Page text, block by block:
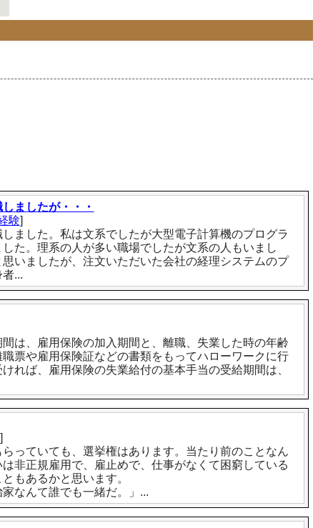
ましたが・・・
験]
ました。私は文系でしたが大型電子計算機のプログラ
た。理系の人が多い職場でしたが文系の人もいまし
いましたが、注文いただいた会社の経理システムのプ
...
は、雇用保険の加入期間と、離職、失業した時の年齢
票や雇用保険証などの書類をもってハローワークに行
れば、雇用保険の失業給付の基本手当の受給期間は、
]
っていても、選挙権はあります。当たり前のことなん
非正規雇用で、雇止めで、仕事がなくて困窮している
もあるかと思います。
なんて誰でも一緒だ。」...